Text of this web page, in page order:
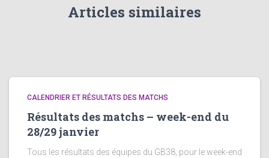
Articles similaires
CALENDRIER ET RÉSULTATS DES MATCHS
Résultats des matchs – week-end du
28/29 janvier
Tous les résultats des équipes du GB38, pour le week-end